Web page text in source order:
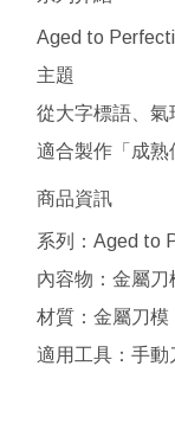
Aged to
主題
從大字標語、氣
適合製作「成熟
商品資訊
系列：Aged to
內容物：金屬刀
材質：金屬刀模
適用工具：手動